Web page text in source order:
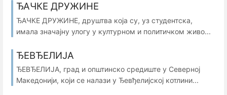
ЂАЧКЕ ДРУЖИНЕ
ЂАЧКЕ ДРУЖИНЕ, друштва која су, уз студентска,
имала значајну улогу у културном и политичком живо...
ЂЕВЂЕЛИЈА
ЂЕВЂЕЛИЈА, град и општинско средиште у Северној
Македонији, који се налази у Ђевђелијској котлини...